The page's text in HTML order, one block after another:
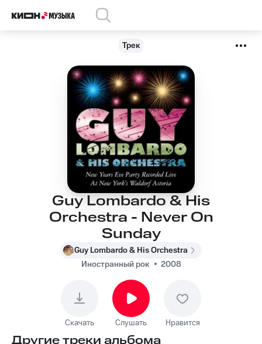
Трек
Guy Lombardo & His
Orchestra - Never On
Sunday
Guy Lombardo & His Orchestra
Иностранный рок
2008
Скачать Слушать Нравится
Другие треки альбома